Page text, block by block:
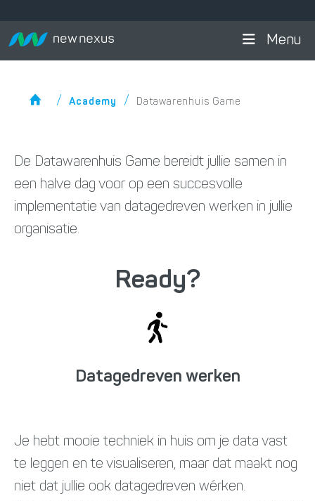
Menu
Home/ Academy / Datawarenhuis Game
De Datawarenhuis Game bereidt jullie samen in
een halve dag voor op een succesvolle
implementatie van datagedreven werken in jullie
organisatie.
Ready?
Datagedreven werken
Je hebt mooie techniek in huis om je data vast
te leggen en te visualiseren, maar dat maakt nog
niet dat jullie ook datagedreven wérken.